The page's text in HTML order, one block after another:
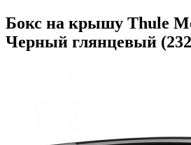
Бокс на крышу Thule
Черный глянцевый